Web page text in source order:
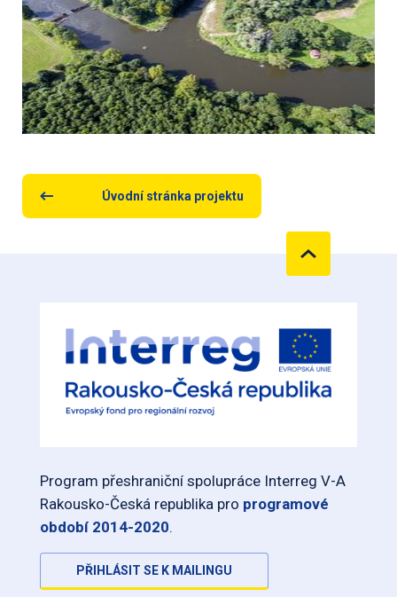
Úvodní stránka projektu
Program přeshraniční spolupráce Interreg V-A
Rakousko-Česká republika pro programové
období 2014-2020.
PŘIHLÁSIT SE K MAILINGU